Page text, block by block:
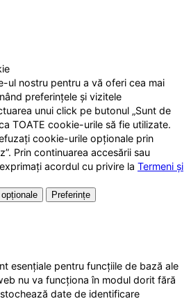
ul nostru pentru a vă oferi cea mai
preferințele și vizitele
unui click pe butonul „Sunt de
TOATE cookie-urile să fie utilizate.
cookie-urile opționale prin
Prin continuarea accesării sau
acordul cu privire la Termeni și
Preferințe
esențiale pentru funcțiile de bază ale
nu va funcționa în modul dorit fără
date de identificare